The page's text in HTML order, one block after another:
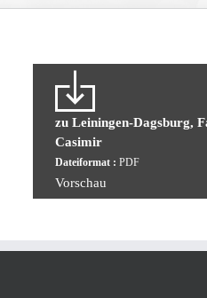
zu Leiningen-Dagsburg,
Casimir
Dateiformat : PDF
Vorschau